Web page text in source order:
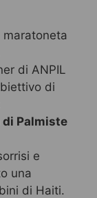
di ANPIL
di
Palmiste
e
una
di Haiti.